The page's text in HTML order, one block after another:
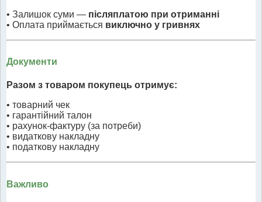
• Залишок суми — післяплатою при отриманні
• Оплата приймається виключно у гривнях
Документи
Разом з товаром покупець отримує:
• товарний чек
• гарантійний талон
• рахунок-фактуру (за потреби)
• видаткову накладну
• податкову накладну
Важливо